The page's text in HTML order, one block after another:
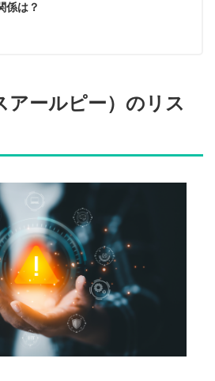
係は？
アールピー）のリス